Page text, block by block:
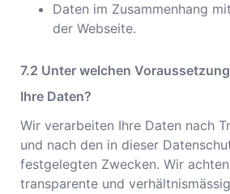
Daten im Zusammenhang
der Webseite.
Unter welchen
Ihre Daten?
Wir verarbeiten Ihre Daten nach
und nach den in dieser
festgelegten Zwecken. Wir
transparente und